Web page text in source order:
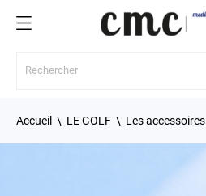
Accueil LE GOLF Les accessoires